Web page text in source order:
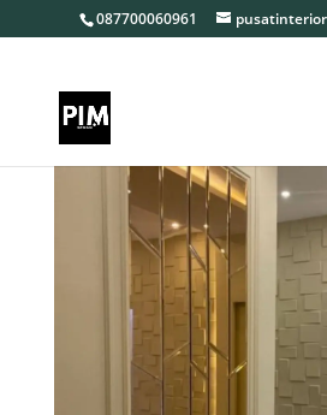
087700060961